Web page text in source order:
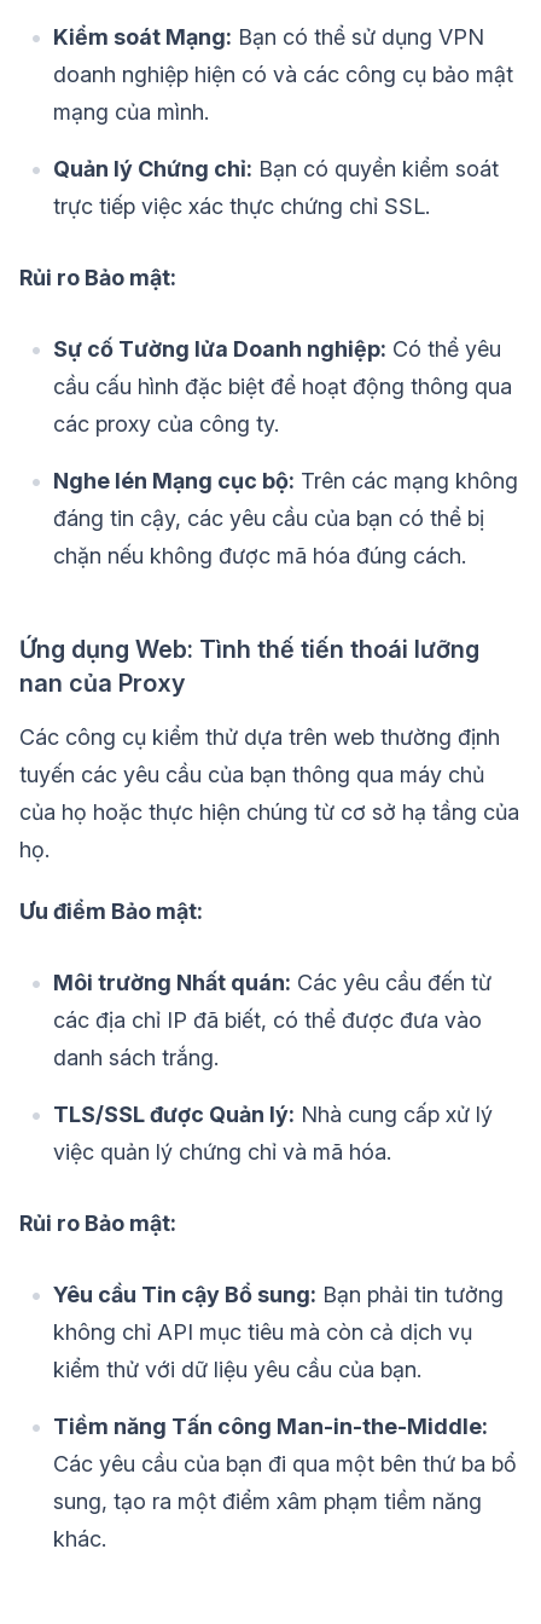
Kiểm soát Mạng: Bạn có thể sử dụng VPN
doanh nghiệp hiện có và các công cụ bảo mật
mạng của mình.
Quản lý Chứng chỉ: Bạn có quyền kiểm soát
trực tiếp việc xác thực chứng chỉ SSL.
Rủi ro Bảo mật:
Sự cố Tường lửa Doanh nghiệp: Có thể yêu
cầu cấu hình đặc biệt để hoạt động thông qua
các proxy của công ty.
Nghe lén Mạng cục bộ: Trên các mạng không
đáng tin cậy, các yêu cầu của bạn có thể bị
chặn nếu không được mã hóa đúng cách.
Ứng dụng Web: Tình thế tiến thoái lưỡng
nan của Proxy
Các công cụ kiểm thử dựa trên web thường định
tuyến các yêu cầu của bạn thông qua máy chủ
của họ hoặc thực hiện chúng từ cơ sở hạ tầng của
họ.
Ưu điểm Bảo mật:
Môi trường Nhất quán: Các yêu cầu đến từ
các địa chỉ IP đã biết, có thể được đưa vào
danh sách trắng.
TLS/SSL được Quản lý: Nhà cung cấp xử lý
việc quản lý chứng chỉ và mã hóa.
Rủi ro Bảo mật:
Yêu cầu Tin cậy Bổ sung: Bạn phải tin tưởng
không chỉ API mục tiêu mà còn cả dịch vụ
kiểm thử với dữ liệu yêu cầu của bạn.
Tiềm năng Tấn công Man-in-the-Middle:
Các yêu cầu của bạn đi qua một bên thứ ba bổ
sung, tạo ra một điểm xâm phạm tiềm năng
khác.